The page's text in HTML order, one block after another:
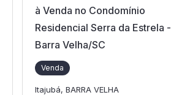
à Venda no Condomínio
Residencial Serra da Estrela -
Barra Velha/SC
Venda
Itajubá, BARRA VELHA